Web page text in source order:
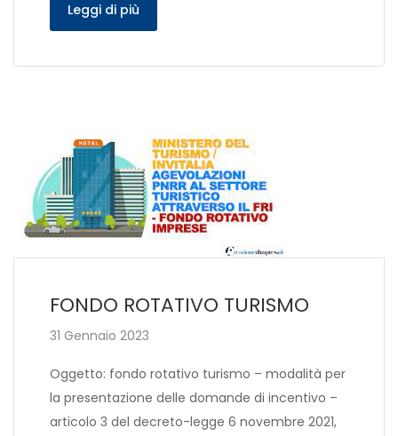
Leggi di più
FONDO ROTATIVO TURISMO
31 Gennaio 2023
Oggetto: fondo rotativo turismo – modalità per
la presentazione delle domande di incentivo –
articolo 3 del decreto-legge 6 novembre 2021,